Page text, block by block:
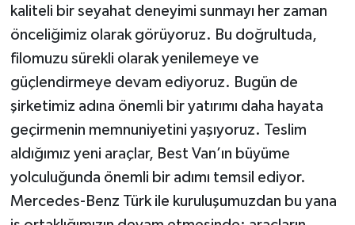
kaliteli bir seyahat deneyimi sunmayı her zaman
önceliğimiz olarak görüyoruz. Bu doğrultuda,
filomuzu sürekli olarak yenilemeye ve
güçlendirmeye devam ediyoruz. Bugün de
şirketimiz adına önemli bir yatırımı daha hayata
geçirmenin memnuniyetini yaşıyoruz. Teslim
aldığımız yeni araçlar, Best Van’ın büyüme
yolculuğunda önemli bir adımı temsil ediyor.
Mercedes-Benz Türk ile kuruluşumuzdan bu yana